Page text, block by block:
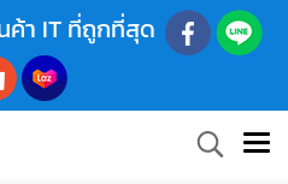
า IT ที่ถูกที่สุด